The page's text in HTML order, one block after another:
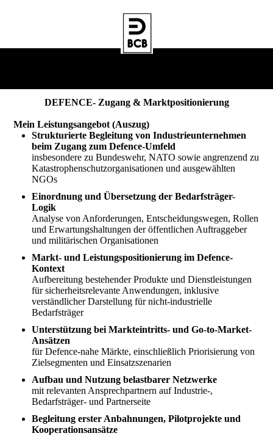
DEFENCE- Zugang & Marktpositionierung
Mein Leistungs­angebot (Auszug)
Strukturierte Begleitung von Industrieunternehmen
beim Zugang zum Defence-Umfeld
insbesondere zu Bundeswehr, NATO sowie angrenzend zu
Katastrophenschutzorganisationen und ausgewählten
NGOs
Einordnung und Übersetzung der Bedarfsträger-
Logik
Analyse von Anforderungen, Entscheidungswegen, Rollen
und Erwartungshaltungen der öffentlichen Auftraggeber
und militärischen Organisationen
Markt- und Leistungspositionierung im Defence-
Kontext
Aufbereitung bestehender Produkte und Dienstleistungen
für sicherheitsrelevante Anwendungen, inklusive
verständlicher Darstellung für nicht-industrielle
Bedarfsträger
Unterstützung bei Markteintritts- und Go-to-Market-
Ansätzen
für Defence-nahe Märkte, einschließlich Priorisierung von
Zielsegmenten und Einsatzszenarien
Aufbau und Nutzung belastbarer Netzwerke
mit relevanten Ansprechpartnern auf Industrie-,
Bedarfsträger- und Partnerseite
Begleitung erster Anbahnungen, Pilotprojekte und
Kooperationsansätze